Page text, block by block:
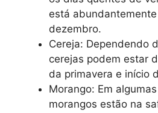
está
dezembro.
Cereja: Dependendo
cerejas podem estar
da primavera e início
Morango: Em
morangos estão na